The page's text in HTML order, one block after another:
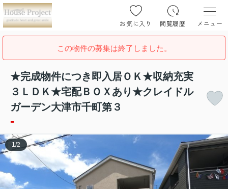
お気に入り 閲覧履歴 メニュー
この物件の募集は終了しました。
★完成物件につき即入居ＯＫ★収納充実
３ＬＤＫ★宅配ＢＯＸあり★クレイドル
ガーデン大津市千町第３
-
1 /2